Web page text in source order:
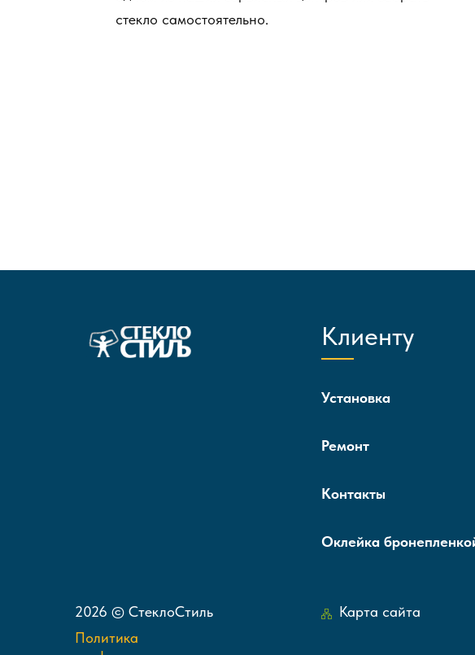
стекло самостоятельно.
Клиенту
Установка
Ремонт
Контакты
Оклейка
2026 © СтеклоСтиль
Политика
Карта сайта